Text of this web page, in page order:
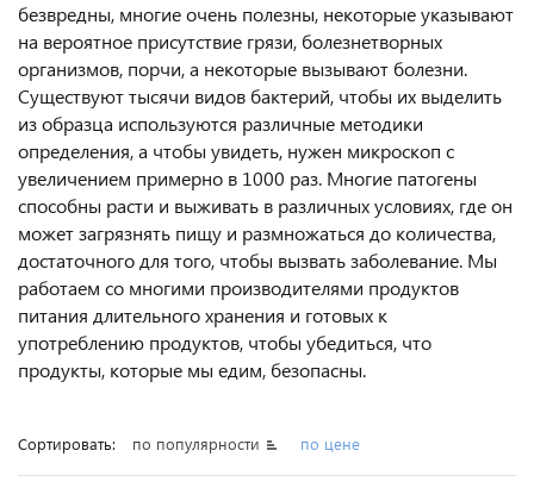
безвредны, многие очень полезны, некоторые указывают
на вероятное присутствие грязи, болезнетворных
организмов, порчи, а некоторые вызывают болезни.
Существуют тысячи видов бактерий, чтобы их выделить
из образца используются различные методики
определения, а чтобы увидеть, нужен микроскоп с
увеличением примерно в 1000 раз. Многие патогены
способны расти и выживать в различных условиях, где он
может загрязнять пищу и размножаться до количества,
достаточного для того, чтобы вызвать заболевание. Мы
работаем со многими производителями продуктов
питания длительного хранения и готовых к
употреблению продуктов, чтобы убедиться, что
продукты, которые мы едим, безопасны.
Сортировать: по популярности по цене